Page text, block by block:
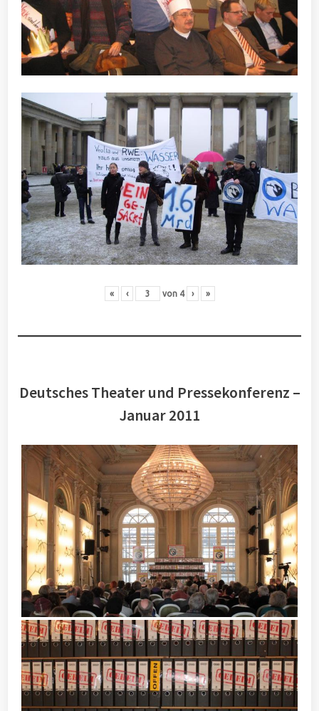
« ‹ von 4 › »
Deutsches Theater und Pressekonferenz –
Januar 2011